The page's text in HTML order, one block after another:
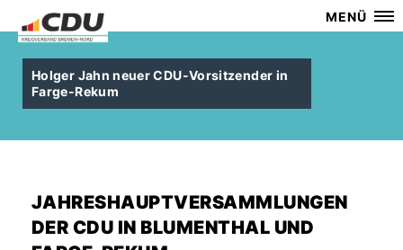
MENÜ
Holger Jahn neuer CDU-Vorsitzender in
Farge-Rekum
JAHRESHAUPTVERSAMMLUNGEN
DER CDU IN BLUMENTHAL UND